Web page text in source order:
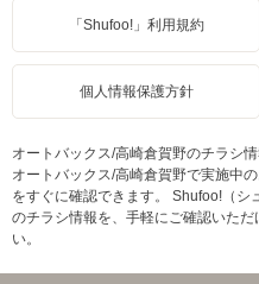
「Shufoo!」利用規約
個人情報保護方針
オートバックス/高崎倉賀野のチラシ
オートバックス/高崎倉賀野で実施中
をすぐに確認できます。 Shufoo!（
のチラシ情報を、手軽にご確認いた
い。